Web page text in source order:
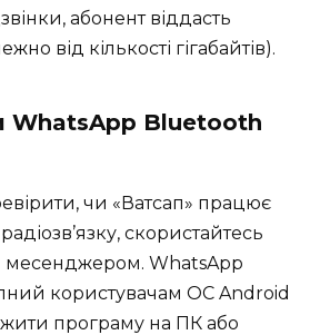
абонент віддасть
від кількості гігабайтів).
WhatsApp Bluetooth
чи «Ватсап» працює
скористайтесь
месенджером. WhatsApp
користувачам ОС Android
програму на ПК або